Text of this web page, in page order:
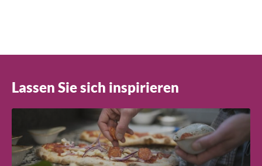
Lassen Sie sich inspirieren